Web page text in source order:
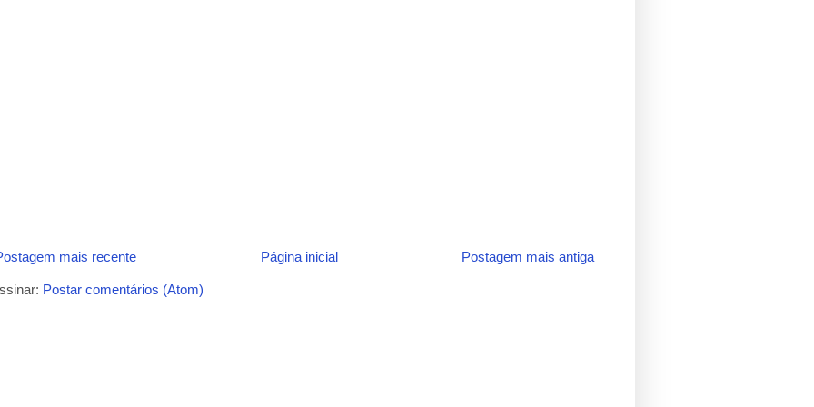
mais recente Postagem mais antiga
Página inicial
Postar comentários (Atom)